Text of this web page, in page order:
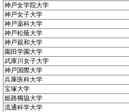
神戸女学院大学
神戸女子大学
神戸薬科大学
神戸松蔭大学
神戸親和大学
園田学園大学
武庫川女子大学
神戸国際大学
兵庫医科大学
宝塚大学
姫路獨協大学
流通科学大学